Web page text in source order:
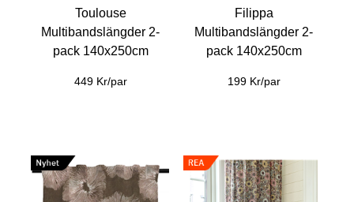
Toulouse
Multibandslängder 2-
pack 140x250cm
449 Kr/par
Filippa
Multibandslängder 2-
pack 140x250cm
199 Kr/par